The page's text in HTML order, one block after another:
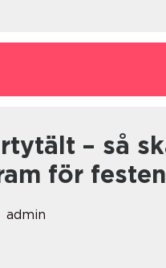
för festen
admin